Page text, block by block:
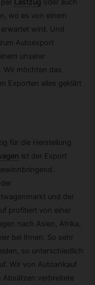
Lastzug oder auch
wo es von einem
wird. Und
Autoexport
unserer
Wir möchten das
Exporten alles geklärt
für die Herstellung
ist der Export
und der
profitiert von einer
nach Asien, Afrika,
bei Ihnen. So sehr
so unterschiedlich
Wir von Autoankauf
Absätzen verbreitete